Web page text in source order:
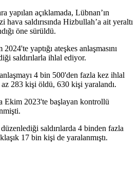
yapılan açıklamada, Lübnan’ın
saldırısında Hizbullah’a ait yeraltı
öne sürüldü.
yaptığı ateşkes anlaşmasını
saldırılarla ihlal ediyor.
4 bin 500'den fazla kez ihlal
az 283 kişi öldü, 630 kişi yaralandı.
Ekim 2023'te başlayan kontrollü
saldırılarda 4 binden fazla
17 bin kişi de yaralanmıştı.